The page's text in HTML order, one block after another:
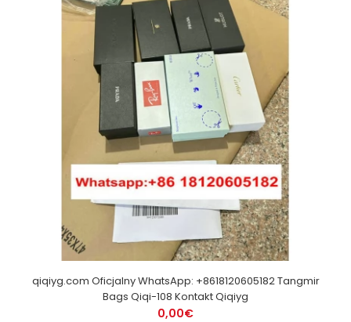
qiqiyg.com Oficjalny WhatsApp: +8618120605182 Tangmir
Bags Qiqi-108 Kontakt Qiqiyg
0,00€